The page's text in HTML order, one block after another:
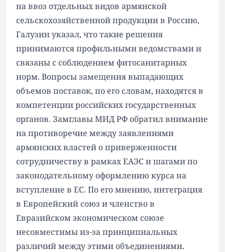
на ввоз отдельных видов армянской
сельскохозяйственной продукции в Россию,
Галузин указал, что такие решения
принимаются профильными ведомствами и
связаны с соблюдением фитосанитарных
норм. Вопросы замещения выпадающих
объемов поставок, по его словам, находятся в
компетенции российских государственных
органов. Замглавы МИД РФ обратил внимание
на противоречие между заявлениями
армянских властей о приверженности
сотрудничеству в рамках ЕАЭС и шагами по
законодательному оформлению курса на
вступление в ЕС. По его мнению, интеграция
в Европейский союз и членство в
Евразийском экономическом союзе
несовместимы из-за принципиальных
различий между этими объединениями.